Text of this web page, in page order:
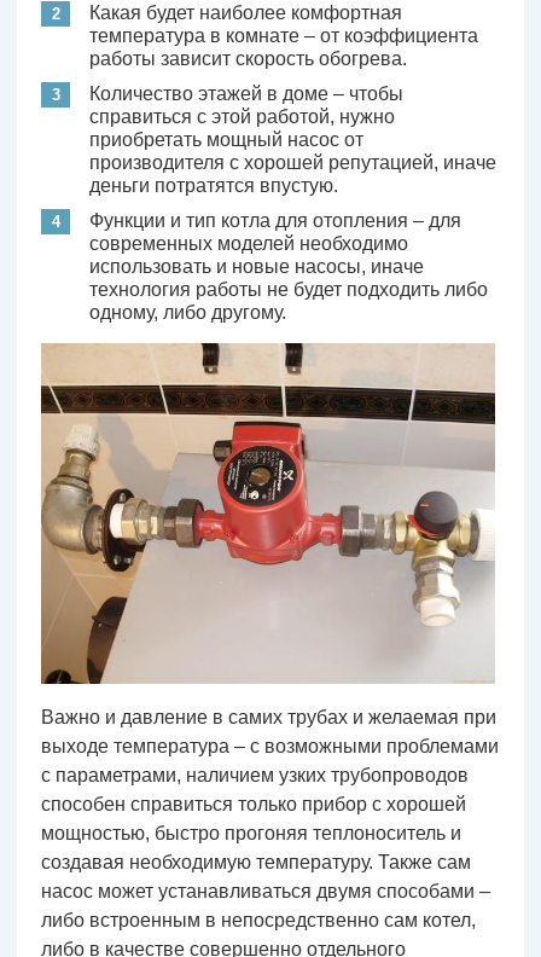
Какая будет наиболее комфортная
температура в комнате – от коэффициента
работы зависит скорость обогрева.
Количество этажей в доме – чтобы
справиться с этой работой, нужно
приобретать мощный насос от
производителя с хорошей репутацией, иначе
деньги потратятся впустую.
Функции и тип котла для отопления – для
современных моделей необходимо
использовать и новые насосы, иначе
технология работы не будет подходить либо
одному, либо другому.
Важно и давление в самих трубах и желаемая при
выходе температура – с возможными проблемами
с параметрами, наличием узких трубопроводов
способен справиться только прибор с хорошей
мощностью, быстро прогоняя теплоноситель и
создавая необходимую температуру. Также сам
насос может устанавливаться двумя способами –
либо встроенным в непосредственно сам котел,
либо в качестве совершенно отдельного